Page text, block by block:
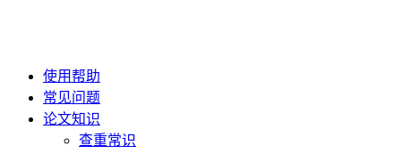
使用帮助
常见问题
论文知识
查重常识